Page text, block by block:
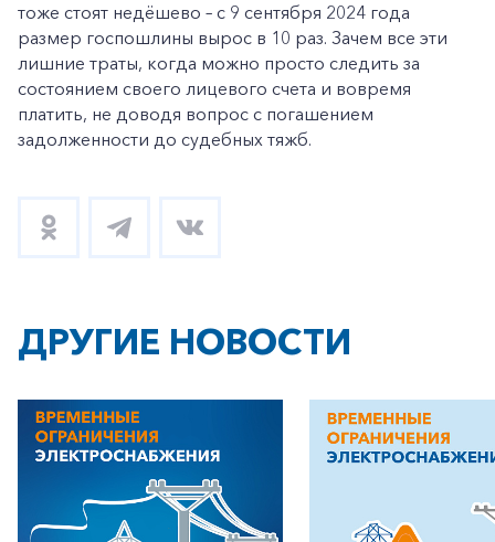
+7-800-700-24-57
Заказать обратный звонок
Частным клиентам
тоже стоят недёшево – с 9 сентября 2024 года
размер госпошлины вырос в 10 раз. Зачем все эти
лишние траты, когда можно просто следить за
состоянием своего лицевого счета и вовремя
платить, не доводя вопрос с погашением
задолженности до судебных тяжб.
ДРУГИЕ НОВОСТИ